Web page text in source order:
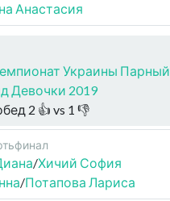
Анастасия
Украины Парный
Девочки 2019
2 👍 vs 1 👎
/Хичий София
/Потапова Лариса